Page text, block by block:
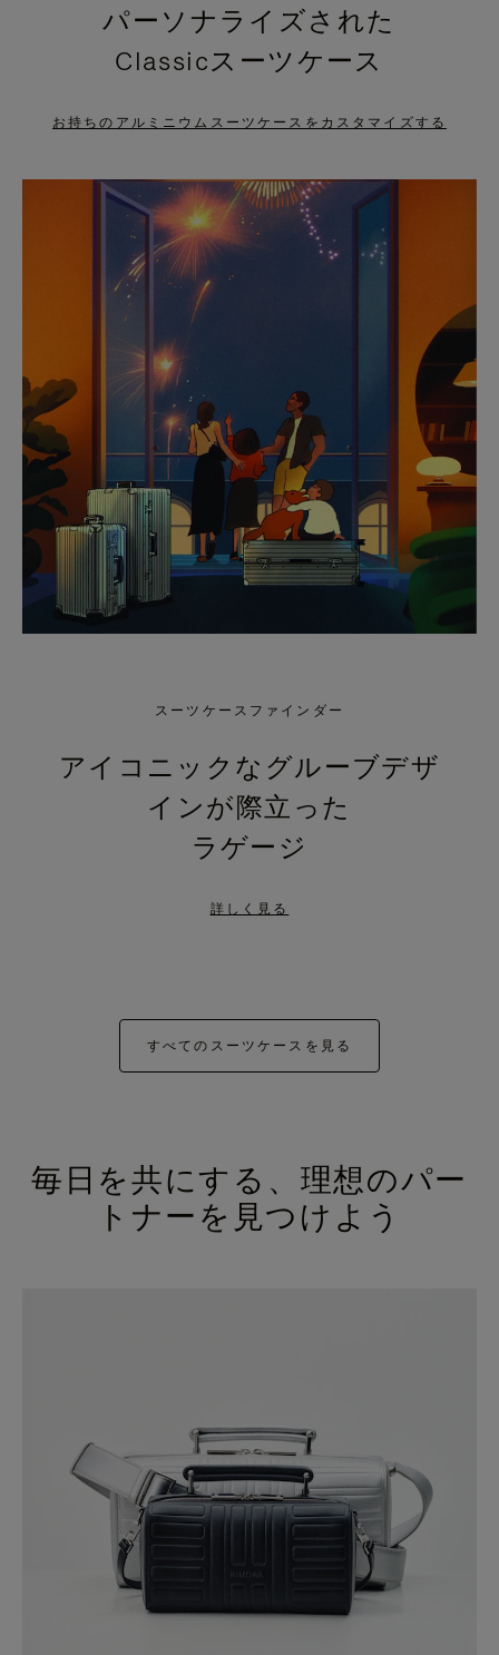
PRESS
PAUSE
PRESS
TO
UNMUTE
パーソナライズされた
Classicスーツケース
お持ちのアルミニウムスーツケースをカスタマイズする
スーツケースファインダー
アイコニックなグルーブデザ
インが際立った
ラゲージ
詳しく見る
すべてのスーツケースを見る
毎日を共にする、理想のパー
トナーを見つけよう